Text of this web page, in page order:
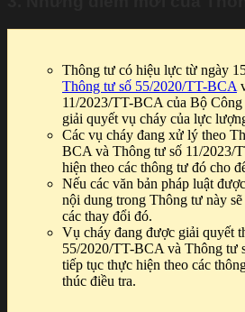
Thông tư có hiệu lực từ ngày
Thông tư số 55/2020/TT-BCA
11/2023/TT-BCA của Bộ Công
giải quyết vụ cháy của lực
Các vụ cháy đang xử lý theo
BCA và Thông tư số 11/2023/
hiện theo các thông tư đó cho
Nếu các văn bản pháp luật
nội dung trong Thông tư này
các thay đổi đó.
Vụ cháy đang được giải quyết
55/2020/TT-BCA và Thông tư
tiếp tục thực hiện theo các
thúc điều tra.